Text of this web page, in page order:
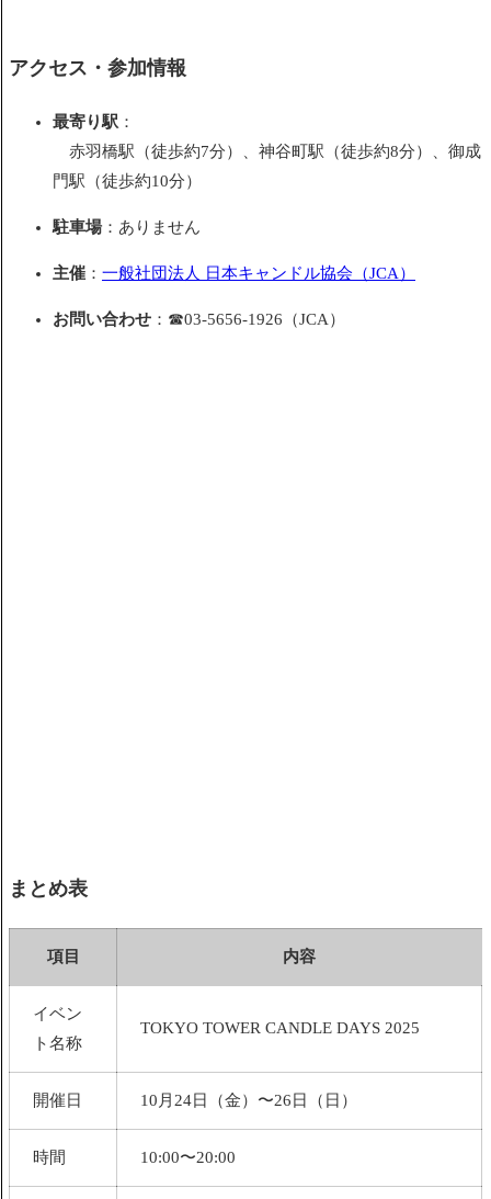
アクセス・参加情報
最寄り駅 ：
赤羽橋駅（徒歩約7分）、神谷町駅（徒歩約8分）、御成
門駅（徒歩約10分）
駐車場：ありません
主催 ： 一般社団法人 日本キャンドル協会（JCA）
お問い合わせ ：☎03-5656-1926（JCA）
まとめ表
項目 内容
イベン
ト名称
TOKYO TOWER CANDLE DAYS 2025
開催日 10月24日（金）〜26日（日）
時間 10:00〜20:00